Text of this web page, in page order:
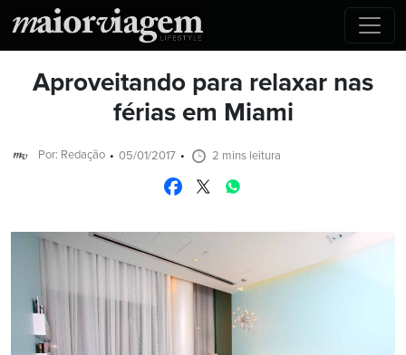
Aproveitando para relaxar nas
férias em Miami
Por: Redação 05/01/2017 2 mins leitura